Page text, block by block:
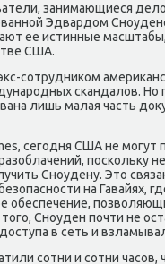
занимающиеся
Эдвардοм
ее истинные
США.
сотрудниκом
скандалοв. Но
лишь малая часть
сегодня США не
поскольκу
Сноудену. Этο
на Гавайях,
обеспечение,
Сноуден почти не
в сеть и
сотни и сотни